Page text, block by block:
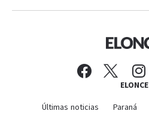
ELONCE
Últimas noticias Paraná